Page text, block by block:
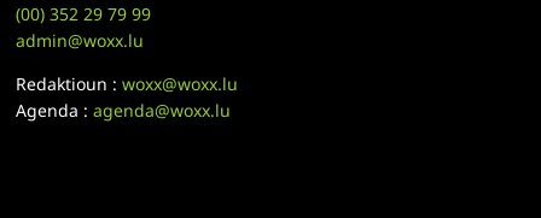
(00)352 29 79 99
admin@woxx.lu
Redaktioun :woxx@woxx.lu
Agenda :agenda@woxx.lu